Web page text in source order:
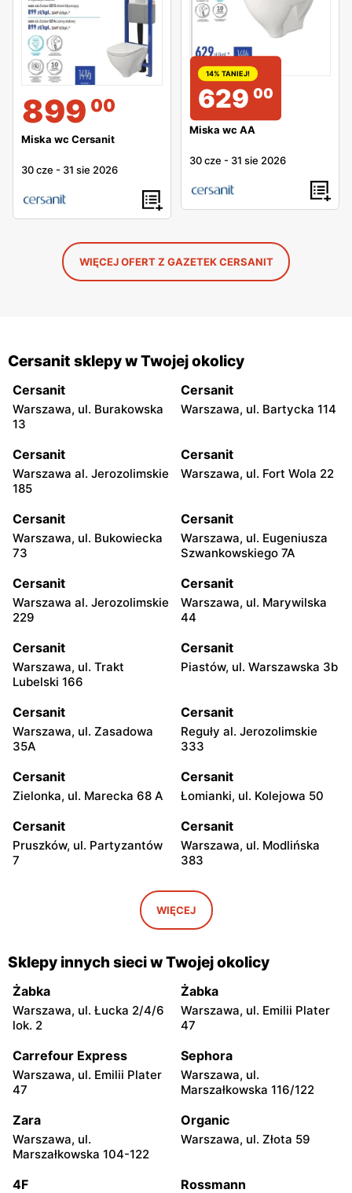
899 00
Miska wc Cersanit
30 cze - 31 sie 2026
14% TANIEJ!
629 00
Miska wc AA
30 cze - 31 sie 2026
WIĘCEJ OFERT Z GAZETEK CERSANIT
Cersanit sklepy w Twojej okolicy
Cersanit
Warszawa, ul. Burakowska
13
Cersanit
Warszawa, ul. Bartycka 114
Cersanit
Warszawa al. Jerozolimskie
185
Cersanit
Warszawa, ul. Fort Wola 22
Cersanit
Warszawa, ul. Bukowiecka
73
Cersanit
Warszawa, ul. Eugeniusza
Szwankowskiego 7A
Cersanit
Warszawa al. Jerozolimskie
229
Cersanit
Warszawa, ul. Marywilska
44
Cersanit
Warszawa, ul. Trakt
Lubelski 166
Cersanit
Piastów, ul. Warszawska 3b
Cersanit
Warszawa, ul. Zasadowa
35A
Cersanit
Reguły al. Jerozolimskie
333
Cersanit
Zielonka, ul. Marecka 68 A
Cersanit
Łomianki, ul. Kolejowa 50
Cersanit
Pruszków, ul. Partyzantów
7
Cersanit
Warszawa, ul. Modlińska
383
Ożarów Mazowiecki, ul.
Cersanit
Pruszków Al. Jerozolimskie
451
Cersanit
Kobyłka, ul. Nadarzyńska
124
Cersanit
Warszawa, ul. Trakt Brzeski
75
Cersanit
185
Cersanit
Krakowska 106
Cersanit Cersanit
Sienkiewicza 17A
Cersanit
Kościuszki 16b
Cersanit
WIĘCEJ
Sklepy innych sieci w Twojej okolicy
Żabka
Warszawa, ul. Łucka 2/4/6
lok. 2
Żabka
Warszawa, ul. Emilii Plater
47
Carrefour Express
Warszawa, ul. Emilii Plater
47
Sephora
Warszawa, ul.
Marszałkowska 116/122
Zara
Warszawa, ul.
Marszałkowska 104-122
Organic
Warszawa, ul. Złota 59
4F Rossmann